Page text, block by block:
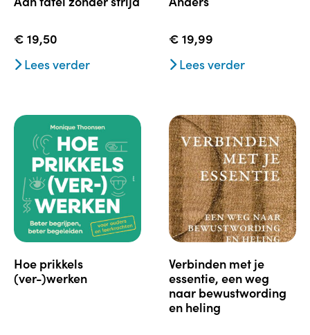
€ 19,50
Lees verder
€ 19,99
Lees verder
hoe prikkels
(ver-)werken
verbinden met je
essentie, een weg
naar bewustwording
en heling